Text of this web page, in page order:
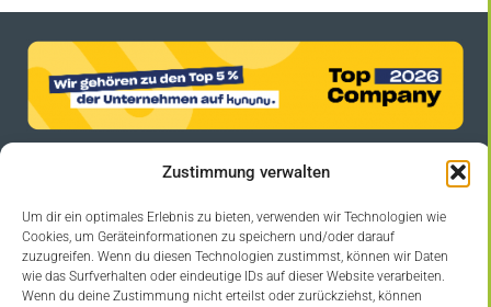
Zustimmung verwalten
Um dir ein optimales Erlebnis zu bieten, verwenden wir Technologien wie
Cookies, um Geräteinformationen zu speichern und/oder darauf
zuzugreifen. Wenn du diesen Technologien zustimmst, können wir Daten
wie das Surfverhalten oder eindeutige IDs auf dieser Website verarbeiten.
Wenn du deine Zustimmung nicht erteilst oder zurückziehst, können